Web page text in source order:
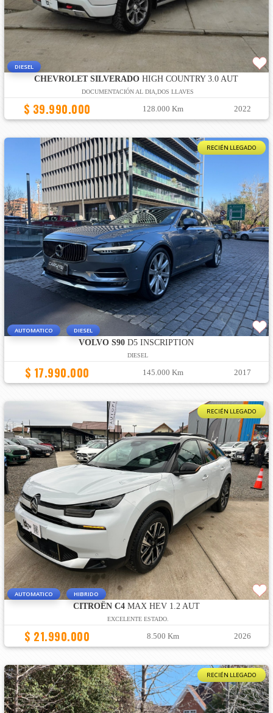
DIESEL
CHEVROLET SILVERADO HIGH COUNTRY 3.0 AUT
DOCUMENTACIÓN AL DIA,DOS LLAVES
$ 39.990.000 128.000 Km 2022
RECIÉN LLEGADO
AUTOMATICO DIESEL
VOLVO S90 D5 INSCRIPTION
DIESEL
$ 17.990.000 145.000 Km 2017
RECIÉN LLEGADO
AUTOMATICO HIBRIDO
CITROËN C4MAX HEV 1.2 AUT
EXCELENTE ESTADO.
$ 21.990.000 8.500 Km 2026
RECIÉN LLEGADO